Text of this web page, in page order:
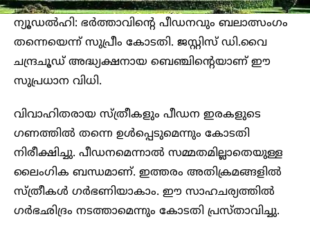
ന്യൂഡല്‍ഹി: ഭര്‍ത്താവിന്റെ പീഡനവും ബലാത്സംഗം
തന്നെയെന്ന് സുപ്രീം കോടതി. ജസ്റ്റിസ് ഡി.വൈ
ചന്ദ്രചൂഡ് അദ്ധ്യക്ഷനായ ബെഞ്ചിന്റെയാണ് ഈ
സുപ്രധാന വിധി.
വിവാഹിതരായ സ്ത്രീകളും പീഡന ഇരകളുടെ
ഗണത്തില്‍ തന്നെ ഉള്‍പ്പെടുമെന്നും കോടതി
നിരീക്ഷിച്ചു. പീഡനമെന്നാല്‍ സമ്മതമില്ലാതെയുള്ള
ലൈംഗിക ബന്ധമാണ്. ഇത്തരം അതിക്രമങ്ങളില്‍
സ്ത്രീകള്‍ ഗര്‍ഭണിയാകാം. ഈ സാഹചര്യത്തില്‍
ഗര്‍ഭഛിദ്രം നടത്താമെന്നും കോടതി പ്രസ്താവിച്ചു.